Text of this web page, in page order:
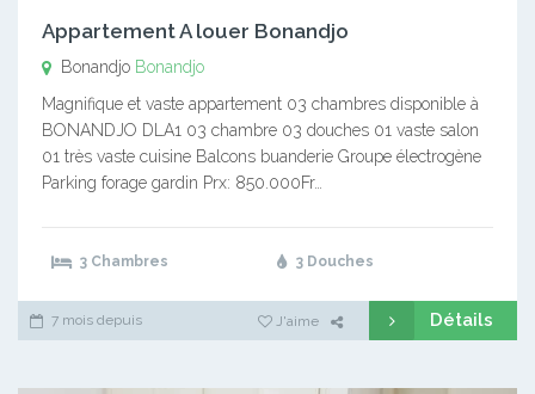
Appartement A louer Bonandjo
Bonandjo Bonandjo
Magnifique et vaste appartement 03 chambres disponible à
BONANDJO DLA1 03 chambre 03 douches 01 vaste salon
01 très vaste cuisine Balcons buanderie Groupe électrogène
Parking forage gardin Prx: 850.000Fr…
3 Chambres 3 Douches
7 mois depuis J'aime Détails